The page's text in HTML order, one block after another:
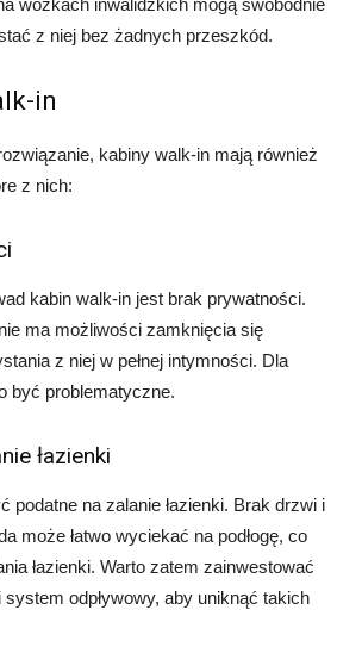
z niej bez żadnych przeszkód.
in
kabiny walk-in mają również
z nich:
kabin walk-in jest brak prywatności.
ma możliwości zamknięcia się
z niej w pełnej intymności. Dla
być problematyczne.
łazienki
podatne na zalanie łazienki. Brak drzwi i
może łatwo wyciekać na podłogę, co
łazienki. Warto zatem zainwestować
odpływowy, aby uniknąć takich